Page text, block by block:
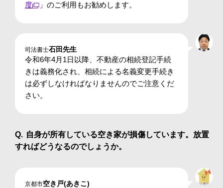
度
」 のご利用もお勧めします。
司法書士石田先生
令和6年4月1日以降、不動産の相続登記手続
きは義務化され、相続による名義変更手続き
は必ずしなければなりませんのでご注意くだ
さい。
自身が所有している空き家が損傷しています。放置
すればどうなるのでしょうか。
京都市空き戸(あきこ)